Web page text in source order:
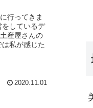
行ってきま
をしているデ
産屋さんの
私が感じた
2020.11.01